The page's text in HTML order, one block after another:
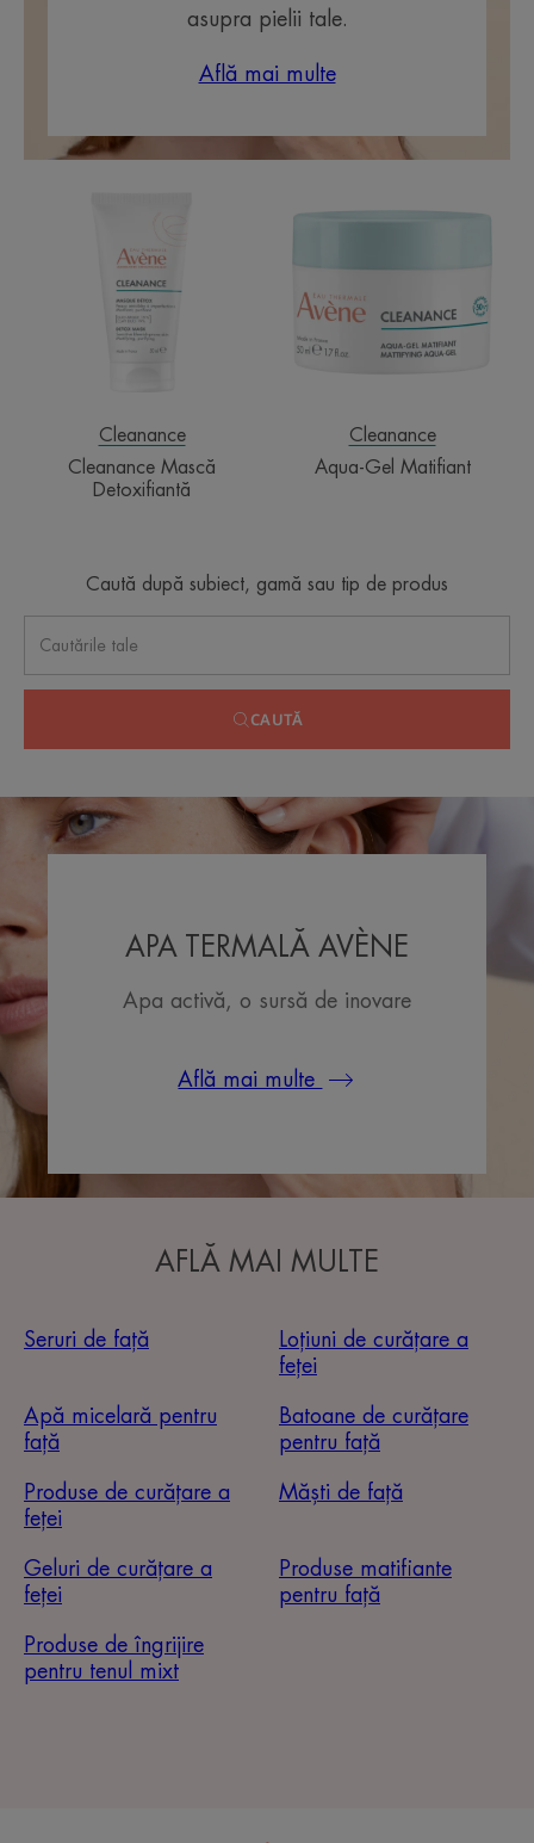
asupra pielii tale.
Află mai multe
Cleanance
Cleanance Mască
Detoxifiantă
Gel
Cleanance
Aqua-Gel Matifiant
Caută după subiect, gamă sau tip de produs
CAUTĂ
APA TERMALĂ AVÈNE
Apa activă, o sursă de inovare
Află mai multe
AFLĂ MAI MULTE
Seruri de față
Loțiuni de curățare a
feței
Apă micelară pentru
față
Batoane de curățare
pentru față
Produse de curățare a
feței
Măști de față
Geluri de curățare a
feței
Produse matifiante
pentru față
Produse de îngrijire
pentru tenul mixt